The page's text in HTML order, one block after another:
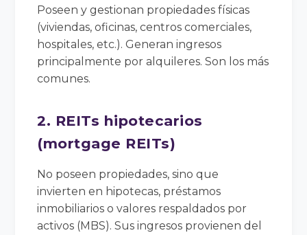
Poseen y gestionan propiedades físicas
(viviendas, oficinas, centros comerciales,
hospitales, etc.). Generan ingresos
principalmente por alquileres. Son los más
comunes.
2. REITs hipotecarios
(mortgage REITs)
No poseen propiedades, sino que
invierten en hipotecas, préstamos
inmobiliarios o valores respaldados por
activos (MBS). Sus ingresos provienen del